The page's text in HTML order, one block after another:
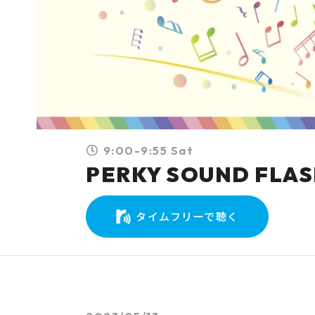
9:00-9:55 Sat
PERKY SOUND
タイムフリーで聴く